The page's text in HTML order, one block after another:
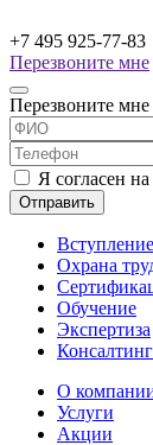
+7 495 925-77-83
Перезвоните мне
Перезвоните мне
Я согласен
Отправить
Охрана
Обучение
Экспертиза
Консалтинг
О
Услуги
Акции